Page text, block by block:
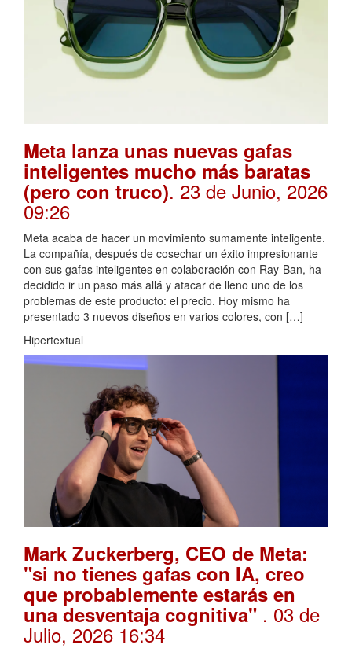
Meta lanza unas nuevas gafas
inteligentes mucho más baratas
(pero con truco). 23 de Junio, 2026
09:26
Meta acaba de hacer un movimiento sumamente inteligente.
La compañía, después de cosechar un éxito impresionante
con sus gafas inteligentes en colaboración con Ray-Ban, ha
decidido ir un paso más allá y atacar de lleno uno de los
problemas de este producto: el precio. Hoy mismo ha
presentado 3 nuevos diseños en varios colores, con […]
Hipertextual
Mark Zuckerberg, CEO de Meta:
"si no tienes gafas con IA, creo
que probablemente estarás en
una desventaja cognitiva" . 03 de
Julio, 2026 16:34